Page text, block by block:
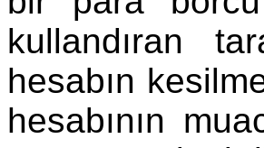
kullandıran
hesabın
hesabının